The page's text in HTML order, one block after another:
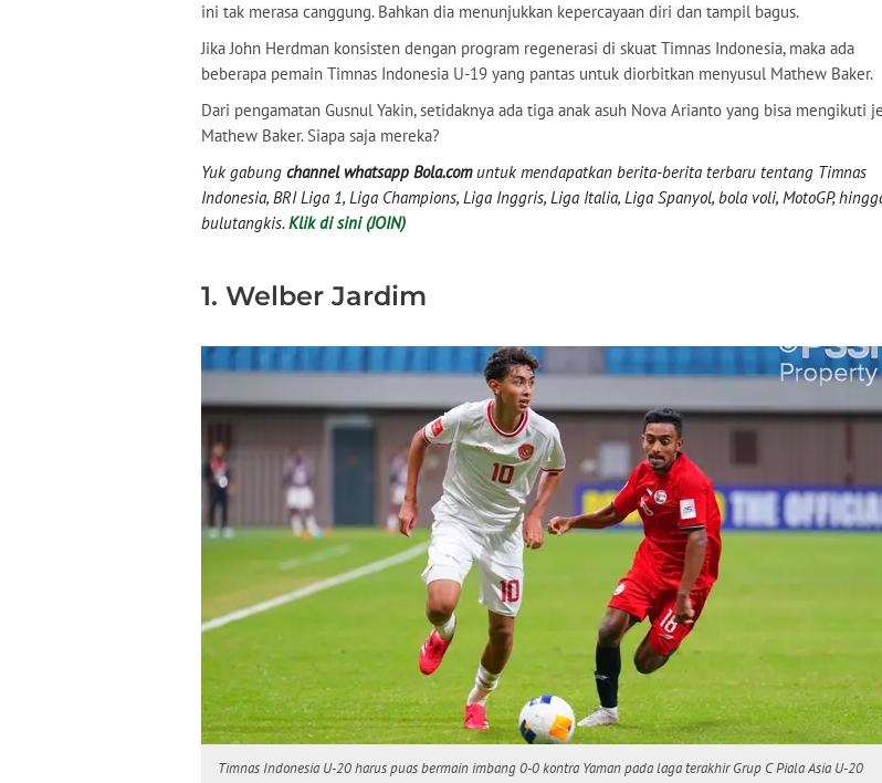
ini tak merasa canggung. Bahkan dia menunjukkan kepercayaan diri dan tampil bagus.
Jika John Herdman konsisten dengan program regenerasi di skuat Timnas Indonesia, maka ada
beberapa pemain Timnas Indonesia U-19 yang pantas untuk diorbitkan menyusul Mathew Baker.
Dari pengamatan Gusnul Yakin, setidaknya ada tiga anak asuh Nova Arianto yang bisa mengikuti
Mathew Baker. Siapa saja mereka?
Yuk gabung channel whatsapp Bola.comuntuk mendapatkan berita-berita terbaru tentang Timnas
Indonesia, BRI Liga 1, Liga Champions, Liga Inggris, Liga Italia, Liga Spanyol, bola voli, MotoGP,
bulutangkis. Klik di sini (JOIN)
1. Welber Jardim
Timnas Indonesia U-20 harus puas bermain imbang 0-0 kontra Yaman pada laga terakhir Grup C Piala Asia U-20